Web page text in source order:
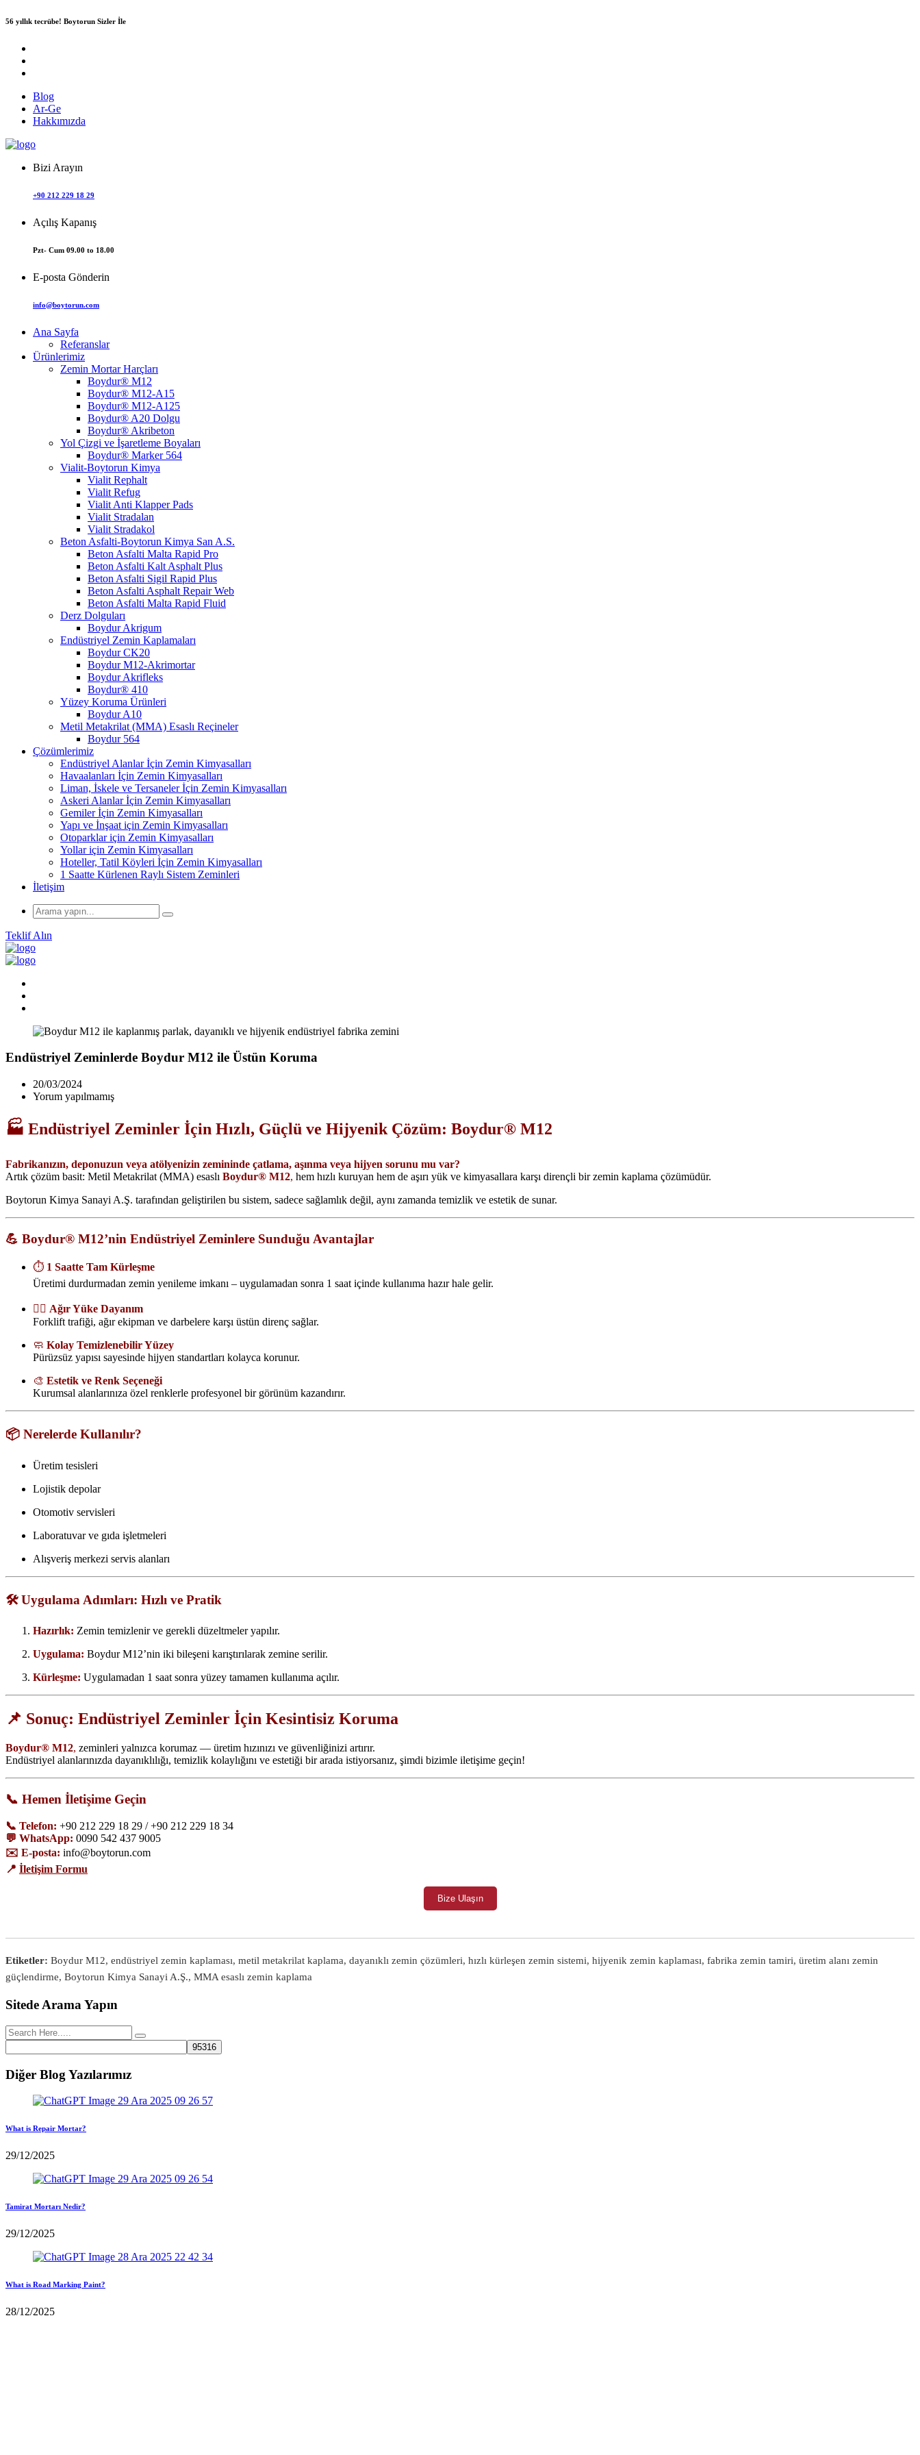
56 yıllık tecrübe! Boytorun Sizler İle
Blog
Ar-Ge
Hakkımızda
Bizi Arayın
+90 212 229 18 29
Açılış Kapanış
Pzt- Cum 09.00 to 18.00
E-posta Gönderin
info@boytorun.com
Ana Sayfa
Referanslar
Ürünlerimiz
Zemin Mortar Harçları
Boydur® M12
Boydur® M12-A15
Boydur® M12-A125
Boydur® A20 Dolgu
Boydur® Akribeton
Yol Çizgi ve İşaretleme Boyaları
Boydur® Marker 564
Vialit-Boytorun Kimya
Vialit Rephalt
Vialit Refug
Vialit Anti Klapper Pads
Vialit Stradalan
Vialit Stradakol
Beton Asfalti-Boytorun Kimya San A.S.
Beton Asfalti Malta Rapid Pro
Beton Asfalti Kalt Asphalt Plus
Beton Asfalti Sigil Rapid Plus
Beton Asfalti Asphalt Repair Web
Beton Asfalti Malta Rapid Fluid
Derz Dolguları
Boydur Akrigum
Endüstriyel Zemin Kaplamaları
Boydur CK20
Boydur M12-Akrimortar
Boydur Akrifleks
Boydur® 410
Yüzey Koruma Ürünleri
Boydur A10
Metil Metakrilat (MMA) Esaslı Reçineler
Boydur 564
Çözümlerimiz
Endüstriyel Alanlar İçin Zemin Kimyasalları
Havaalanları İçin Zemin Kimyasalları
Liman, İskele ve Tersaneler İçin Zemin Kimyasalları
Askeri Alanlar İçin Zemin Kimyasalları
Gemiler İçin Zemin Kimyasalları
Yapı ve İnşaat için Zemin Kimyasalları
Otoparklar için Zemin Kimyasalları
Yollar için Zemin Kimyasalları
Hoteller, Tatil Köyleri İçin Zemin Kimyasalları
1 Saatte Kürlenen Raylı Sistem Zeminleri
İletişim
Teklif Alın
Endüstriyel Zeminlerde Boydur M12 ile Üstün Koruma
20/03/2024
Yorum yapılmamış
🏭 Endüstriyel Zeminler İçin Hızlı, Güçlü ve Hijyenik Çözüm: Boydur® M12
Fabrikanızın, deponuzun veya atölyenizin zemininde çatlama, aşınma veya hijyen sorunu mu var?
Artık çözüm basit: Metil Metakrilat (MMA) esaslı Boydur® M12, hem hızlı kuruyan hem de aşırı yük ve kimyasallara karşı dirençli bir zemin kaplama çözümüdür.
Boytorun Kimya Sanayi A.Ş. tarafından geliştirilen bu sistem, sadece sağlamlık değil, aynı zamanda temizlik ve estetik de sunar.
💪 Boydur® M12’nin Endüstriyel Zeminlere Sunduğu Avantajlar
⏱️ 1 Saatte Tam Kürleşme
Üretimi durdurmadan zemin yenileme imkanı – uygulamadan sonra 1 saat içinde kullanıma hazır hale gelir.
🏋️‍♂️ Ağır Yüke Dayanım
Forklift trafiği, ağır ekipman ve darbelere karşı üstün direnç sağlar.
🧼 Kolay Temizlenebilir Yüzey
Pürüzsüz yapısı sayesinde hijyen standartları kolayca korunur.
🎨 Estetik ve Renk Seçeneği
Kurumsal alanlarınıza özel renklerle profesyonel bir görünüm kazandırır.
📦 Nerelerde Kullanılır?
Üretim tesisleri
Lojistik depolar
Otomotiv servisleri
Laboratuvar ve gıda işletmeleri
Alışveriş merkezi servis alanları
🛠️ Uygulama Adımları: Hızlı ve Pratik
Hazırlık: Zemin temizlenir ve gerekli düzeltmeler yapılır.
Uygulama: Boydur M12’nin iki bileşeni karıştırılarak zemine serilir.
Kürleşme: Uygulamadan 1 saat sonra yüzey tamamen kullanıma açılır.
📌 Sonuç: Endüstriyel Zeminler İçin Kesintisiz Koruma
Boydur® M12, zeminleri yalnızca korumaz — üretim hızınızı ve güvenliğinizi artırır.
Endüstriyel alanlarınızda dayanıklılığı, temizlik kolaylığını ve estetiği bir arada istiyorsanız, şimdi bizimle iletişime geçin!
📞 Hemen İletişime Geçin
📞 Telefon: +90 212 229 18 29 / +90 212 229 18 34
💬 WhatsApp: 0090 542 437 9005
✉️ E-posta: info@boytorun.com
📍 İletişim Formu
Bize Ulaşın
Etiketler: Boydur M12, endüstriyel zemin kaplaması, metil metakrilat kaplama, dayanıklı zemin çözümleri, hızlı kürleşen zemin sistemi, hijyenik zemin kaplaması, fabrika zemin tamiri, üretim alanı zemin
güçlendirme, Boytorun Kimya Sanayi A.Ş., MMA esaslı zemin kaplama
Sitede Arama Yapın
Diğer Blog Yazılarımız
What is Repair Mortar?
29/12/2025
Tamirat Mortarı Nedir?
29/12/2025
What is Road Marking Paint?
28/12/2025